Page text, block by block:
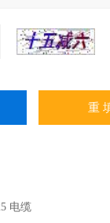
电缆